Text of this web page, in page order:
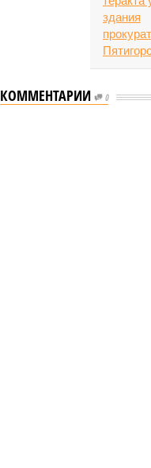
КОММЕНТАРИИ 0